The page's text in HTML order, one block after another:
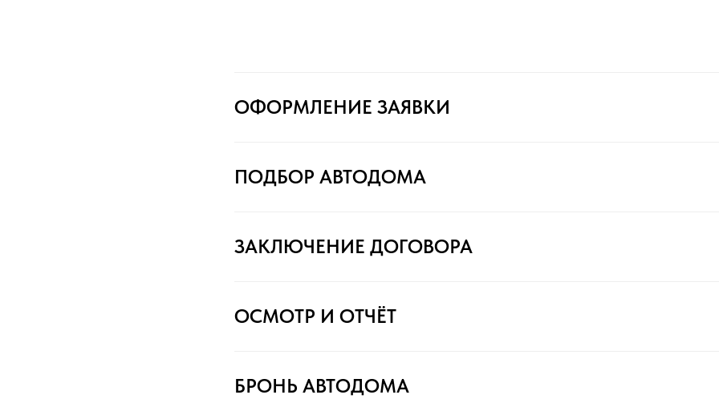
ОФОРМЛЕНИЕ ЗАЯВКИ
ПОДБОР АВТОДОМА
ЗАКЛЮЧЕНИЕ ДОГОВОРА
ОСМОТР И ОТЧЁТ
БРОНЬ АВТОДОМА